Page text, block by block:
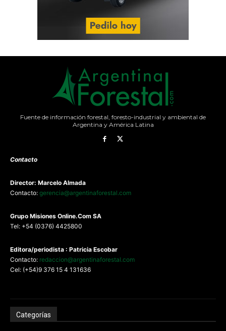
Fuente de información forestal, foresto-industrial y ambiental de
Argentina y América Latina
Contacto
Director: Marcelo Almada
Contacto: gerencia@argentinaforestal.com
Grupo Misiones Online.Com SA
Tel: +54 (0376) 4425800
Editora/periodista : Patricia Escobar
Contacto: redaccion@argentinaforestal.com
Cel: (+54)9 376 15 4 131636
Categorías